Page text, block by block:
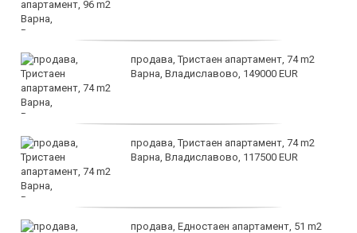
продава, Тристаен апартамент, 74 m2
Варна, Владиславово, 149000 EUR
продава, Тристаен апартамент, 74 m2
Варна, Владиславово, 117500 EUR
продава, Едностаен апартамент, 51 m2